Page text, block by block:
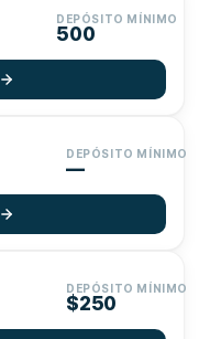
DEPÓSITO MÍNIMO
500
DEPÓSITO MÍNIMO
—
DEPÓSITO MÍNIMO
$250